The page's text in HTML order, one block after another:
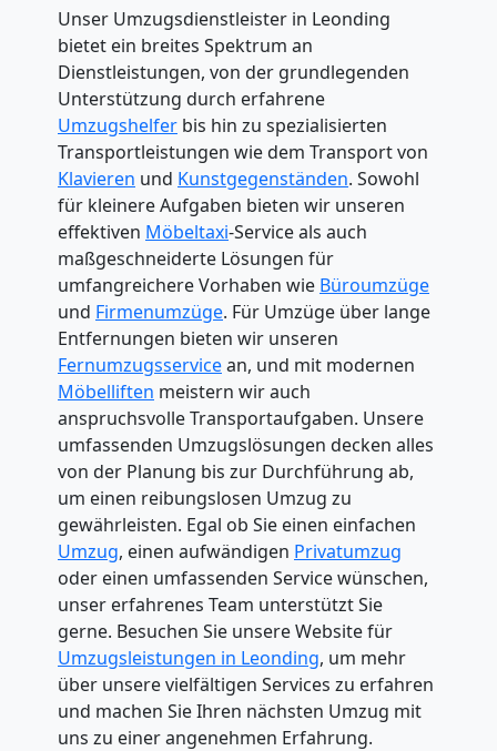
Unser Umzugsdienstleister in Leonding
bietet ein breites Spektrum an
Dienstleistungen, von der grundlegenden
Unterstützung durch erfahrene
Umzugshelfer bis hin zu spezialisierten
Transportleistungen wie dem Transport von
Klavieren und Kunstgegenständen. Sowohl
für kleinere Aufgaben bieten wir unseren
effektiven Möbeltaxi-Service als auch
maßgeschneiderte Lösungen für
umfangreichere Vorhaben wie Büroumzüge
und Firmenumzüge. Für Umzüge über lange
Entfernungen bieten wir unseren
Fernumzugsservicean, und mit modernen
Möbelliften meistern wir auch
anspruchsvolle Transportaufgaben. Unsere
umfassenden Umzugslösungen decken alles
von der Planung bis zur Durchführung ab,
um einen reibungslosen Umzug zu
gewährleisten. Egal ob Sie einen einfachen
Umzug, einen aufwändigen Privatumzug
oder einen umfassenden Service wünschen,
unser erfahrenes Team unterstützt Sie
gerne. Besuchen Sie unsere Website für
Umzugsleistungen in Leonding, um mehr
über unsere vielfältigen Services zu erfahren
und machen Sie Ihren nächsten Umzug mit
uns zu einer angenehmen Erfahrung.